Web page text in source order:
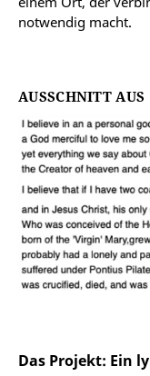
notwendig macht.
AUSSCHNITT
Das Projekt: Ein